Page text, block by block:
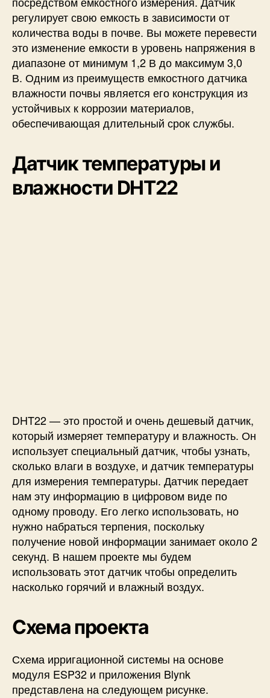
регулирует свою емкость в зависимости от
количества воды в почве. Вы можете перевести
это изменение емкости в уровень напряжения в
диапазоне от минимум 1,2 В до максимум 3,0
В. Одним из преимуществ емкостного датчика
влажности почвы является его конструкция из
устойчивых к коррозии материалов,
обеспечивающая длительный срок службы.
Датчик температуры и
влажности DHT22
DHT22 — это простой и очень дешевый датчик,
который измеряет температуру и влажность. Он
использует специальный датчик, чтобы узнать,
сколько влаги в воздухе, и датчик температуры
для измерения температуры. Датчик передает
нам эту информацию в цифровом виде по
одному проводу. Его легко использовать, но
нужно набраться терпения, поскольку
получение новой информации занимает около 2
секунд. В нашем проекте мы будем
использовать этот датчик чтобы определить
насколько горячий и влажный воздух.
Схема проекта
Схема ирригационной системы на основе
модуля ESP32 и приложения Blynk
представлена на следующем рисунке.